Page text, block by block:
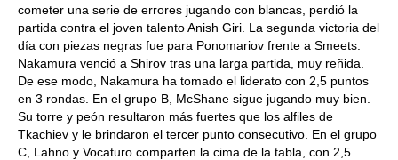
cometer una serie de errores jugando con blancas, perdió la
partida contra el joven talento Anish Giri. La segunda victoria del
día con piezas negras fue para Ponomariov frente a Smeets.
Nakamura venció a Shirov tras una larga partida, muy reñida.
De ese modo, Nakamura ha tomado el liderato con 2,5 puntos
en 3 rondas. En el grupo B, McShane sigue jugando muy bien.
Su torre y peón resultaron más fuertes que los alfiles de
Tkachiev y le brindaron el tercer punto consecutivo. En el grupo
C, Lahno y Vocaturo comparten la cima de la tabla, con 2,5